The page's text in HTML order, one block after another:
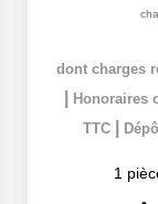
dont charges
Honoraires
TTC
1